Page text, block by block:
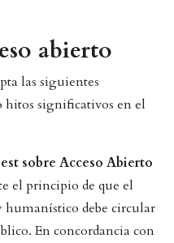
abierto
las siguientes
hitos significativos en el
sobre Acceso Abierto
el principio de que el
debe circular
En concordancia con